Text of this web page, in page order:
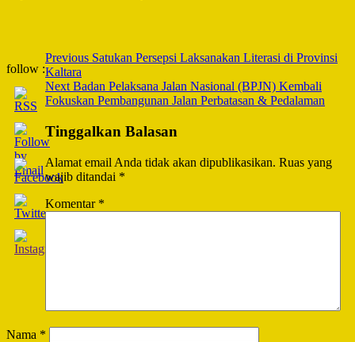
follow :
Post
Navigation
Previous Satukan Persepsi Laksanakan Literasi di Provinsi
Kaltara
Next Badan Pelaksana Jalan Nasional (BPJN) Kembali
Fokuskan Pembangunan Jalan Perbatasan & Pedalaman
Tinggalkan Balasan
Alamat email Anda tidak akan dipublikasikan. Ruas yang
wajib ditandai *
Komentar *
Nama *